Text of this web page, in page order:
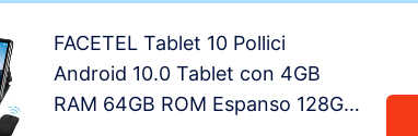
FACETEL Tablet 10 Pollici
Android 10.0 Tablet con 4GB
RAM 64GB ROM Espanso 128GB,